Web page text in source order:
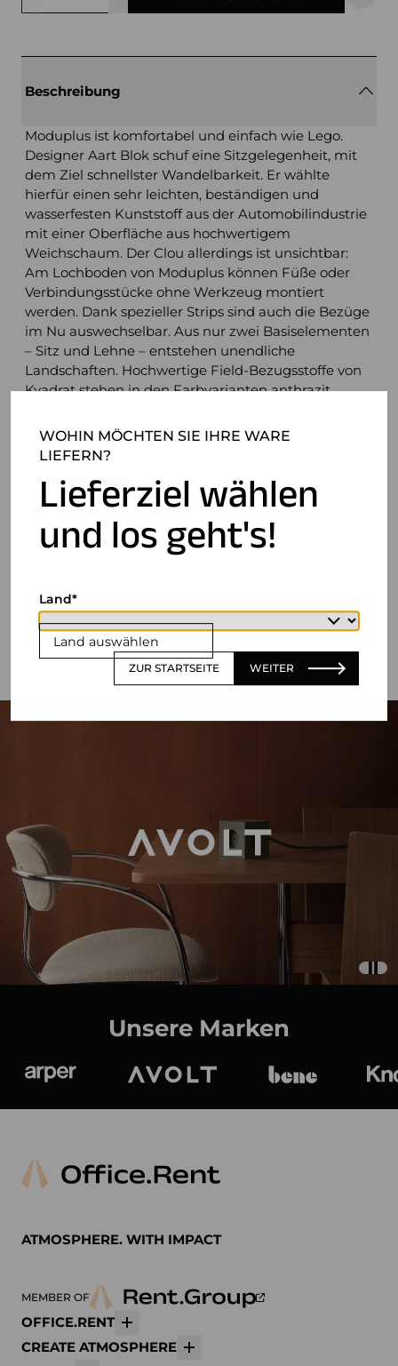
WOHIN MÖCHTEN SIE IHRE WARE
LIEFERN?
Lieferziel wählen
und los geht's!
Land auswählen
Land
ZUR STARTSEITE WEITER
Beschreibung
Moduplus ist komfortabel und einfach wie Lego.
Designer Aart Blok schuf eine Sitzgelegenheit, mit
dem Ziel schnellster Wandelbarkeit. Er wählte
hierfür einen sehr leichten, beständigen und
wasserfesten Kunststoff aus der Automobilindustrie
mit einer Oberfläche aus hochwertigem
Weichschaum. Der Clou allerdings ist unsichtbar:
Am Lochboden von Moduplus können Füße oder
Verbindungsstücke ohne Werkzeug montiert
werden. Dank spezieller Strips sind auch die Bezüge
im Nu auswechselbar. Aus nur zwei Basiselementen
– Sitz und Lehne – entstehen unendliche
Landschaften. Hochwertige Field-Bezugsstoffe von
Kvadrat stehen in den Farbvarianten anthrazit,
Produktdetails
Unsere Marken
ATMOSPHERE. WITH IMPACT
MEMBER OF
OFFICE.RENT
CREATE ATMOSPHERE